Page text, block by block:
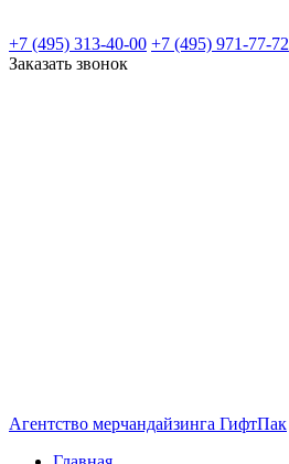
+7 (495) 313-40-00 +7 (495) 971-77-72
Заказать звонок
Агентство мерчандайзинга ГифтПак